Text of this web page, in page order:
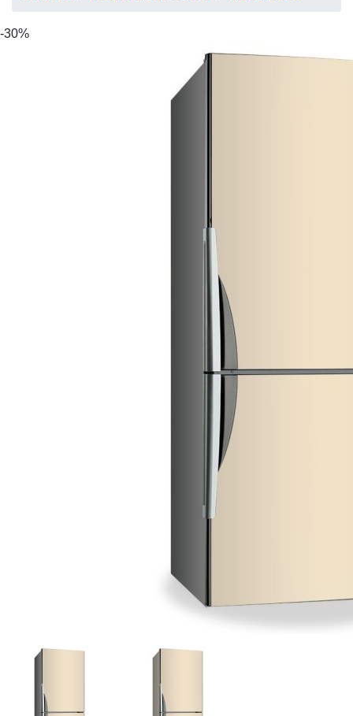
-30%